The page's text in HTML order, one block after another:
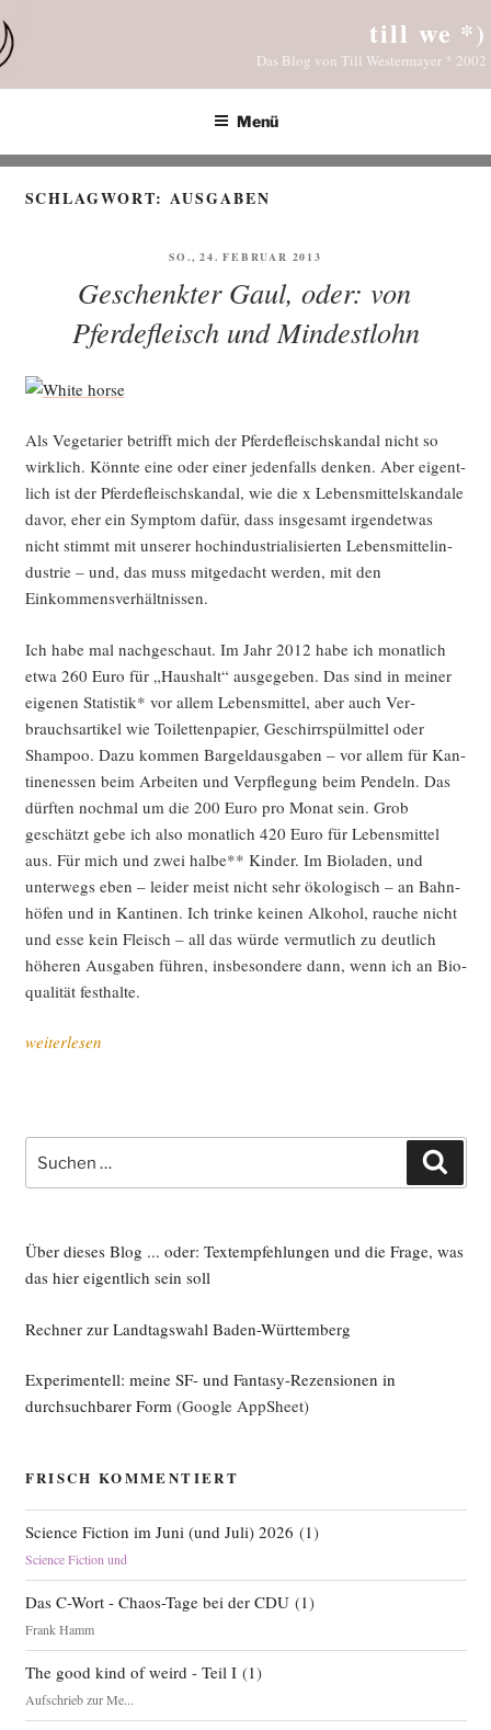
Inhalt
springen
till we *)
Das Blog von Till Westermayer * 2002
Menü
SCHLAGWORT:AUSGABEN
VERÖFFENTLICHT
SO., 24. FEBRUAR 2013
Geschenkter Gaul, oder: von
Pferdefleisch und Mindestlohn
Als Vege­ta­ri­er betrifft mich der Pfer­de­fleisch­skan­dal nicht so
wirk­lich. Könn­te eine oder einer jeden­falls den­ken. Aber eigent­
lich ist der Pfer­de­fleisch­skan­dal, wie die x Lebens­mit­tel­skan­da­le
davor, eher ein Sym­ptom dafür, dass ins­ge­samt irgend­et­was
nicht stimmt mit unse­rer hoch­in­dus­tria­li­sier­ten Lebens­mit­tel­in­
dus­trie – und, das muss mit­ge­dacht wer­den, mit den
Einkommensverhältnissen.
Ich habe mal nach­ge­schaut. Im Jahr 2012 habe ich monat­lich
etwa 260 Euro für „Haus­halt“ aus­ge­ge­ben. Das sind in mei­ner
eige­nen Sta­tis­tik* vor allem Lebens­mit­tel, aber auch Ver­
brauchs­ar­ti­kel wie Toi­let­ten­pa­pier, Geschirr­spül­mit­tel oder
Sham­poo. Dazu kom­men Bar­geld­aus­ga­ben – vor allem für Kan­
ti­nen­es­sen beim Arbei­ten und Ver­pfle­gung beim Pen­deln. Das
dürf­ten noch­mal um die 200 Euro pro Monat sein. Grob
geschätzt gebe ich also monat­lich 420 Euro für Lebens­mit­tel
aus. Für mich und zwei hal­be** Kin­der. Im Bio­la­den, und
unter­wegs eben – lei­der meist nicht sehr öko­lo­gisch – an Bahn­
hö­fen und in Kan­ti­nen. Ich trin­ke kei­nen Alko­hol, rau­che nicht
und esse kein Fleisch – all das wür­de ver­mut­lich zu deut­lich
höhe­ren Aus­ga­ben füh­ren, ins­be­son­de­re dann, wenn ich an Bio­
qua­li­tät festhalte.
„Geschenk­
von
Pfer­
und
Min­
lohn“
weiterlesen
nach:
Über dieses Blog ... oder: Textempfehlungen und die Frage, was
das hier eigentlich sein soll
Rechner zur Landtagswahl Baden-Württemberg
Experimentell: meine SF- und Fantasy-Rezensionen in
durchsuchbarer Form(Google AppSheet)
FRISCH KOMMENTIERT
Science Fiction im Juni (und Juli) 2026 (1)
Science Fiction und
Das C-Wort - Chaos-Tage bei der CDU(1)
Frank Hamm
The good kind of weird - Teil I(1)
Aufschrieb zur Me...